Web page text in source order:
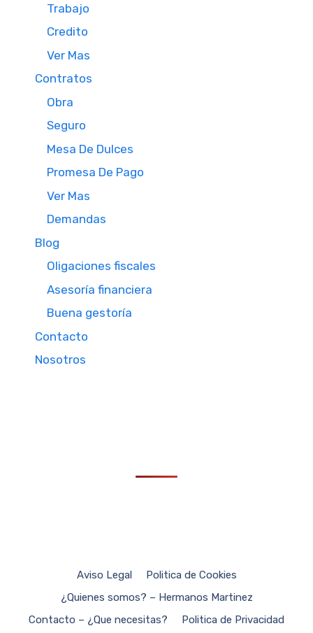
Trabajo
Credito
Ver Mas
Contratos
Obra
Seguro
Mesa De Dulces
Promesa De Pago
Ver Mas
Demandas
Blog
Oligaciones fiscales
Asesoría financiera
Buena gestoría
Contacto
Nosotros
Aviso Legal
Politica de Cookies
¿Quienes somos? – Hermanos Martinez
Contacto – ¿Que necesitas?
Politica de Privacidad